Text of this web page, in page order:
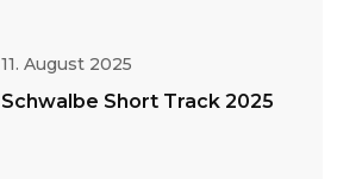
11. August 2025
Schwalbe Short Track 2025